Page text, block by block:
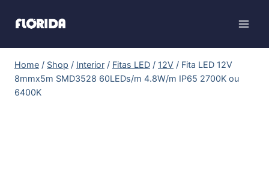
Home / Shop / Interior / Fitas LED / 12V / Fita LED 12V
8mmx5m SMD3528 60LEDs/m 4.8W/m IP65 2700K ou
6400K